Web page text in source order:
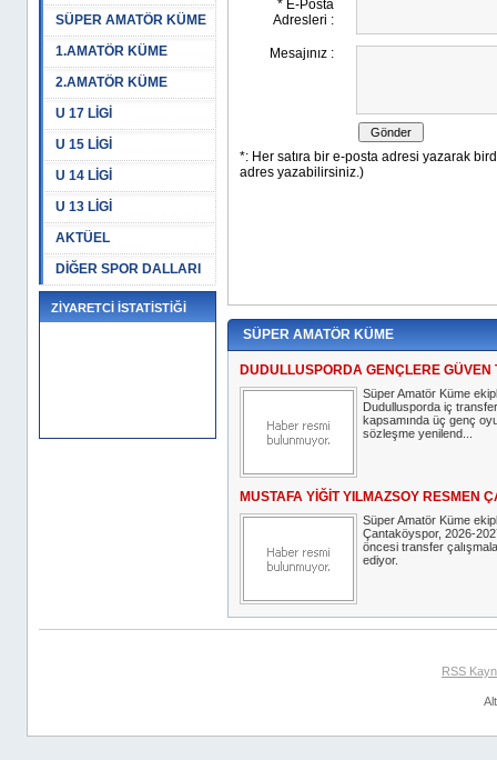
SÜPER AMATÖR KÜME
1.AMATÖR KÜME
2.AMATÖR KÜME
U 17 LİGİ
U 15 LİGİ
U 14 LİGİ
U 13 LİGİ
AKTÜEL
DİĞER SPOR DALLARI
ZİYARETCİ İSTATİSTİĞİ
SÜPER AMATÖR KÜME
DUDULLUSPORDA GENÇLERE GÜVEN
Süper Amatör Küme
Dudullusporda iç
kapsamında üç genç
sözleşme yenilend...
MUSTAFA YİĞİT YILMAZSOY RESMEN
Süper Amatör Küme
Çantaköyspor, 2026-
öncesi transfer
ediyor.
RSS